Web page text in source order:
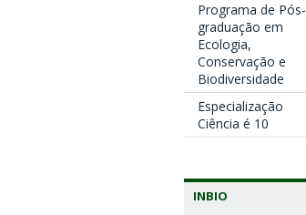
Programa de Pós-
graduação em
Ecologia,
Conservação e
Biodiversidade
Especialização
Ciência é 10
INBIO